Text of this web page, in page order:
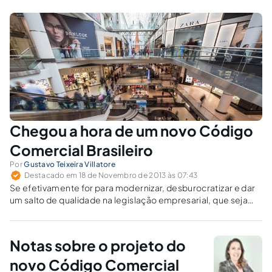
Chegou a hora de um novo Código
Comercial Brasileiro
PorGustavo Teixeira Villatore
Destacado em 18 de Novembro de 2013 às 07:43
Se efetivamente for para modernizar, desburocratizar e dar
um salto de qualidade na legislação empresarial, que seja
este é o anseio de todos aqueles que estão diretamente
Notas sobre o projeto do
novo Código Comercial